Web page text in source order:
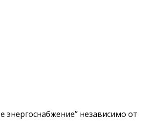
энергоснабжение” независимо от